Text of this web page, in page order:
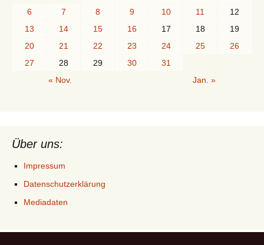
6
7 8 9 10 11
12
13
14 15 16 17 18
19
20
21 22 23 24 25
26
27
28 29 30
31
« Nov.
Jan. »
Über uns:
Impressum
Datenschutzerklärung
Mediadaten